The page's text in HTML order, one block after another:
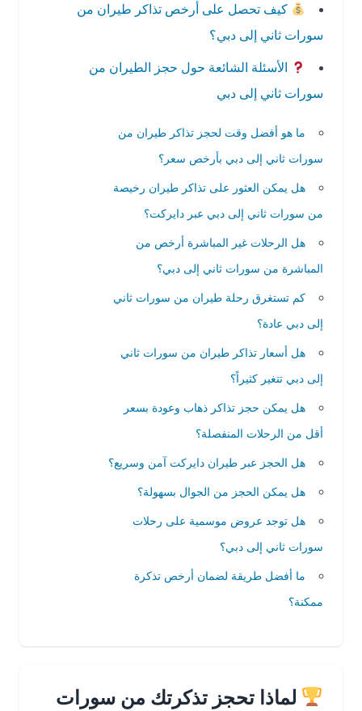
كيف تحصل على أرخص تذاكر طيران من
سورات ثاني إلى دبي؟
الأسئلة الشائعة حول حجز الطيران من
سورات ثاني إلى دبي
ما هو أفضل وقت لحجز تذاكر طيران من
سورات ثاني إلى دبي بأرخص سعر؟
هل يمكن العثور على تذاكر طيران رخيصة
من سورات ثاني إلى دبي عبر دايركت؟
هل الرحلات غير المباشرة أرخص من
المباشرة من سورات ثاني إلى دبي؟
كم تستغرق رحلة طيران من سورات ثاني
إلى دبي عادة؟
هل أسعار تذاكر طيران من سورات ثاني
إلى دبي تتغير كثيراً؟
هل يمكن حجز تذاكر ذهاب وعودة بسعر
أقل من الرحلات المنفصلة؟
هل الحجز عبر طيران دايركت آمن وسريع؟
هل يمكن الحجز من الجوال بسهولة؟
هل توجد عروض موسمية على رحلات
سورات ثاني إلى دبي؟
ما أفضل طريقة لضمان أرخص تذكرة
ممكنة؟
لماذا تحجز تذكرتك من سورات